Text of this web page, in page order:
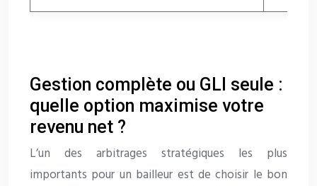
Gestion complète ou GLI seule :
quelle option maximise votre
revenu net ?
L’un des arbitrages stratégiques les plus
importants pour un bailleur est de choisir le bon